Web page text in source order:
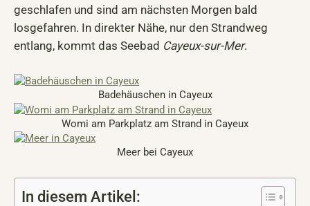
geschlafen und sind am nächsten Morgen bald
losgefahren. In direkter Nähe, nur den Strandweg
entlang, kommt das Seebad Cayeux-sur-Mer.
Badehäuschen in Cayeux
Womi am Parkplatz am Strand in Cayeux
Meer bei Cayeux
In diesem Artikel: